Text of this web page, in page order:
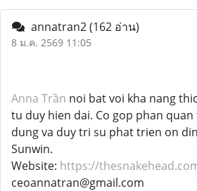
annatran2(162 อ่าน)
8 ม.ค. 2569 11:05
Anna Trần noi bat voi kha nang
tu duy hien dai. Co gop phan
dung va duy tri su phat trien on
Sunwin.
Website: https://
ceoannatran@gmail.com